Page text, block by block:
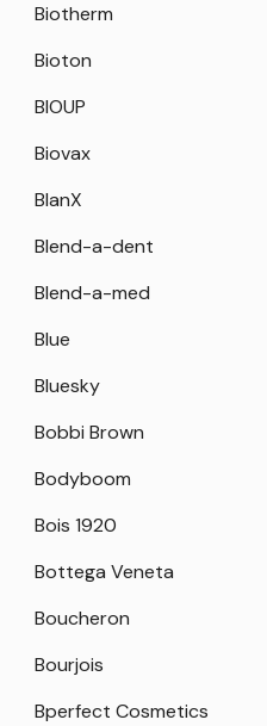
Biotherm
Bioton
BIOUP
Biovax
BlanX
Blend-a-dent
Blend-a-med
Blue
Bluesky
Bobbi Brown
Bodyboom
Bois 1920
Bottega Veneta
Boucheron
Bourjois
Bperfect Cosmetics